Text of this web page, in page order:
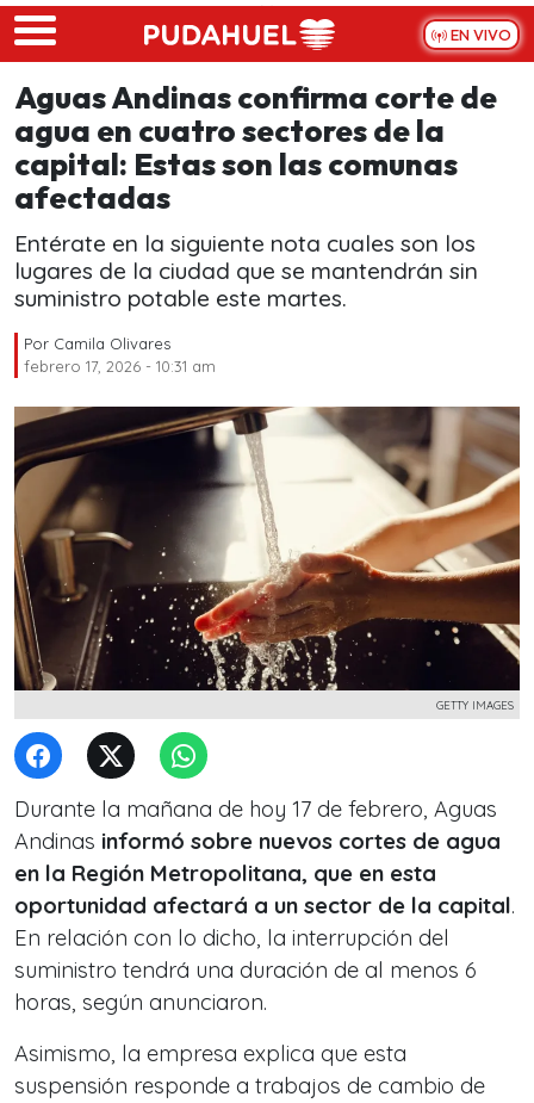
Skip to main content
EN VIVO
Aguas Andinas confirma corte de
agua en cuatro sectores de la
capital: Estas son las comunas
afectadas
Entérate en la siguiente nota cuales son los
lugares de la ciudad que se mantendrán sin
suministro potable este martes.
Por Camila Olivares
febrero 17, 2026 - 10:31 am
GETTY IMAGES
Durante la mañana de hoy 17 de febrero, Aguas
Andinas informó sobre nuevos cortes de agua
en la Región Metropolitana, que en esta
oportunidad afectará a un sector de la capital.
En relación con lo dicho, la interrupción del
suministro tendrá una duración de al menos 6
horas, según anunciaron.
Asimismo, la empresa explica que esta
suspensión responde a trabajos de cambio de